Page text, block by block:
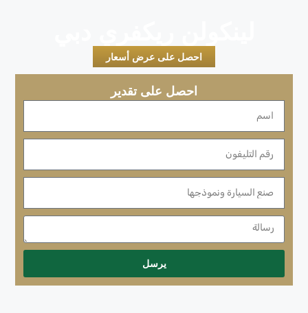
احصل على عرض أسعار
احصل على تقدير
يرسل